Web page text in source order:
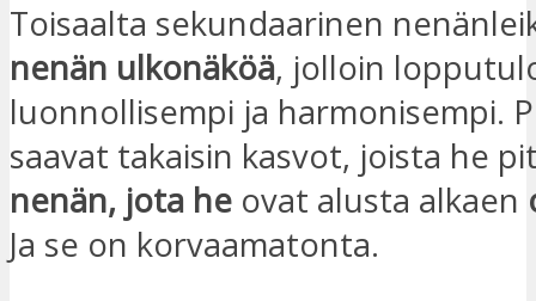
Toisaalta sekundaarinen
nenän ulkonäköä, jolloin
luonnollisempi ja harmonisempi.
saavat takaisin kasvot, joista he
nenän, jota he ovat alusta alkaen
Ja se on korvaamatonta.